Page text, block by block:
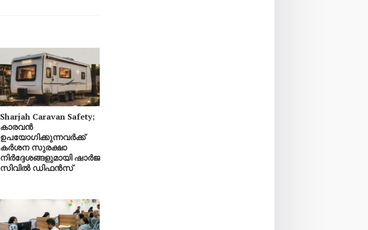
Sharjah Caravan Safety;
കാരവൻ
ഉപയോഗിക്കുന്നവർക്ക്
കർശന സുരക്ഷാ
നിർദ്ദേശങ്ങളുമായി ഷാർജ
സിവിൽ ഡിഫൻസ്